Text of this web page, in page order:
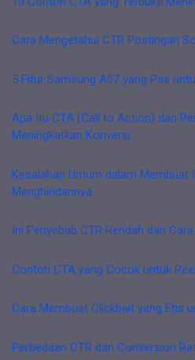
Cara Mengetahui CTR Postingan
5 Fitur Samsung A07 yang Pas
Apa Itu CTA (Call to Action) dan
Meningkatkan Konversi
Kesalahan Umum dalam Membuat
Menghindarinya
Ini Penyebab CTR Rendah dan
Contoh CTA yang Cocok untuk
Cara Membuat Clickbait yang Etis
Perbedaan CTR dan Conversion